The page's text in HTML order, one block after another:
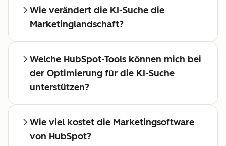
Wie verändert die KI-Suche die
Marketinglandschaft?
Welche HubSpot-Tools können mich bei
der Optimierung für die KI-Suche
unterstützen?
Wie viel kostet die Marketingsoftware
von HubSpot?